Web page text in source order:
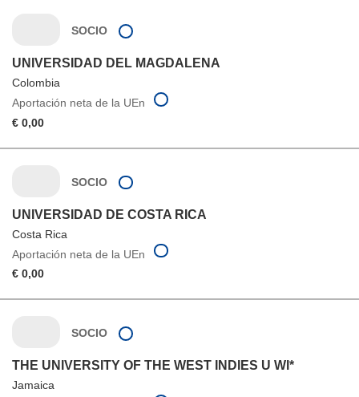
SOCIO
UNIVERSIDAD DEL MAGDALENA
Colombia
Aportación neta de la UEn
€ 0,00
SOCIO
UNIVERSIDAD DE COSTA RICA
Costa Rica
Aportación neta de la UEn
€ 0,00
SOCIO
THE UNIVERSITY OF THE WEST INDIES U WI*
Jamaica